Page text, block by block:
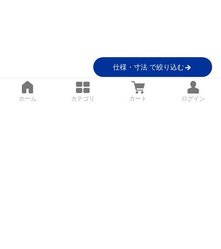
仕様・寸法 で絞り込む
ホーム カテゴリ カート ログイン